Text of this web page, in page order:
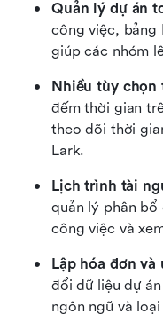
Quản lý dự án
công việc, bảng
giúp các nhóm
Nhiều tùy chọn
đếm thời gian
theo dõi thời
Lark.
Lịch trình tài
quản lý phân
công việc và
Lập hóa đơn và
đổi dữ liệu dự
ngôn ngữ và